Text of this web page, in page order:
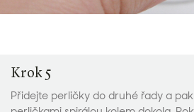
Krok 5
Přidejte perličky do druhé řady a